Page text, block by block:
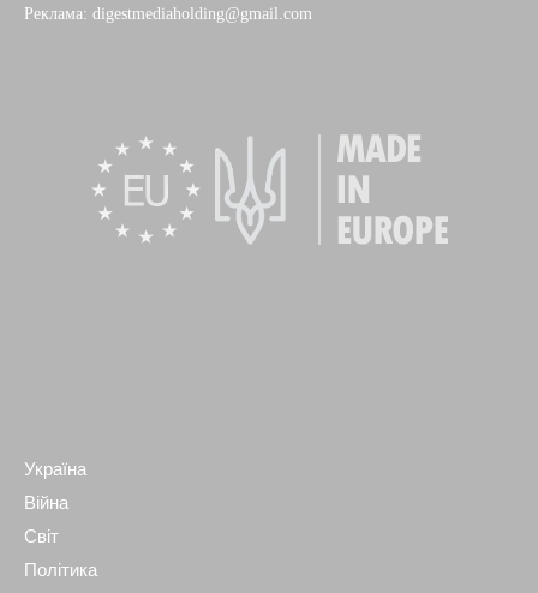
Реклама: digestmediaholding@gmail.com
Україна
Війна
Світ
Політика